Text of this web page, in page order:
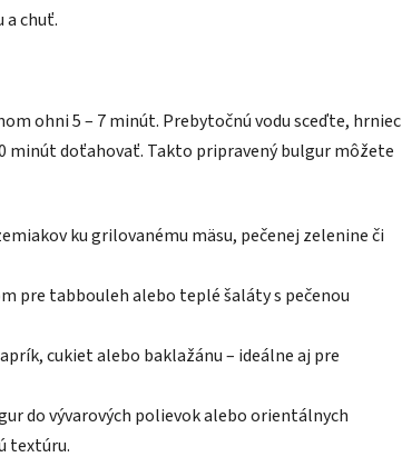
a chuť.
ohni 5 – 7 minút. Prebytočnú vodu sceďte, hrniec
minút doťahovať. Takto pripravený bulgur môžete
ku grilovanému mäsu, pečenej zelenine či
pre tabbouleh alebo teplé šaláty s pečenou
cukiet alebo baklažánu – ideálne aj pre
do vývarových polievok alebo orientálnych
textúru.